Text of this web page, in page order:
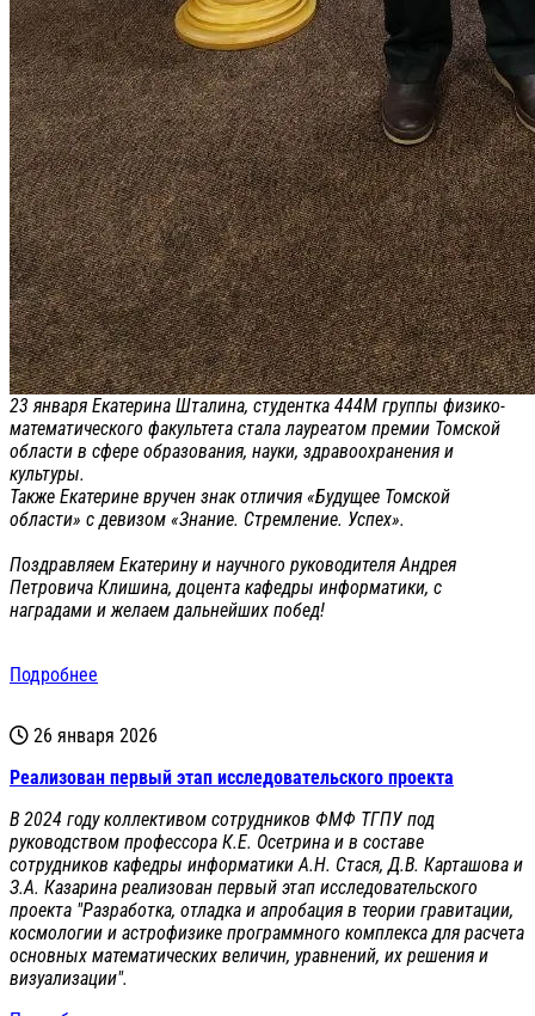
23 января Екатерина Шталина, студентка 444М группы физико-
математического факультета стала лауреатом премии Томской
области в сфере образования, науки, здравоохранения и
культуры.
Также Екатерине вручен знак отличия «Будущее Томской
области» с девизом «Знание. Стремление. Успех».
Поздравляем Екатерину и научного руководителя Андрея
Петровича Клишина, доцента кафедры информатики, с
наградами и желаем дальнейших побед!
Подробнее
26 января 2026
Реализован первый этап исследовательского проекта
В 2024 году коллективом сотрудников ФМФ ТГПУ под
руководством профессора К.Е. Осетрина и в составе
сотрудников кафедры информатики А.Н. Стася, Д.В. Карташова и
З.А. Казарина реализован первый этап исследовательского
проекта "Разработка, отладка и апробация в теории гравитации,
космологии и астрофизике программного комплекса для расчета
основных математических величин, уравнений, их решения и
визуализации".